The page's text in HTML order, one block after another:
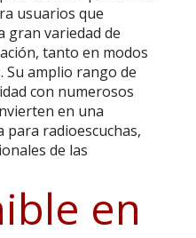
usuarios que
gran variedad de
tanto en modos
Su amplio rango de
con numerosos
en una
radioescuchas,
de las
en